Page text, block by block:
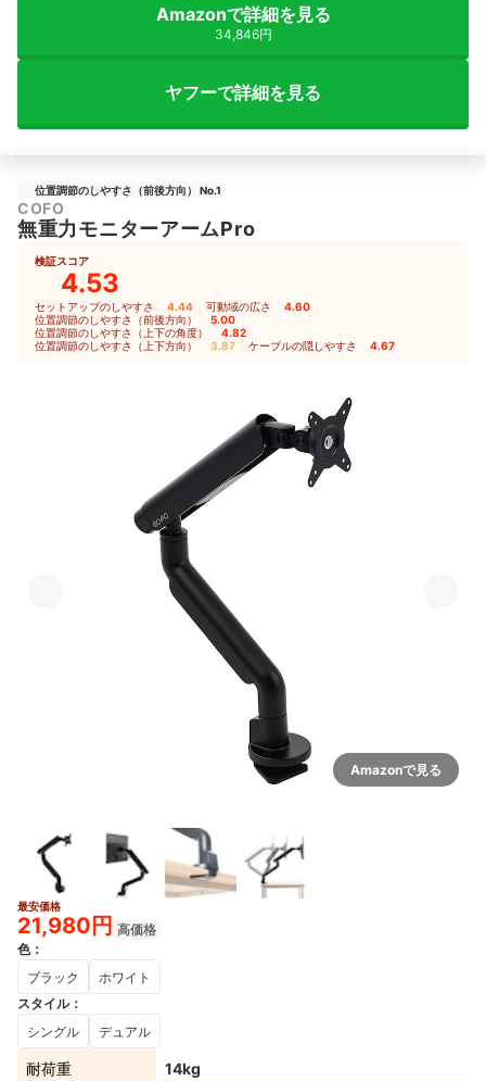
Amazonで詳細を見る
34,846円
ヤフーで詳細を見る
位置調節のしやすさ（前後方向） No.1
COFO
無重力モニターアームPro
検証スコア
4.53
セットアップのしやすさ 4.44 可動域の広さ 4.60
位置調節のしやすさ（前後方向） 5.00
位置調節のしやすさ（上下の角度） 4.82
位置調節のしやすさ（上下方向） 3.87 ケーブルの隠しやすさ 4.67
Amazonで見る
最安価格
21,980円 高価格
色：
ブラック
ホワイト
スタイル：
シングル
デュアル
耐荷重 14kg